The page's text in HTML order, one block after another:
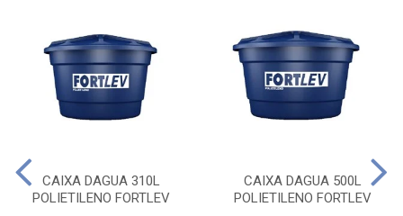
CAIXA DAGUA 310L
POLIETILENO FORTLEV
CAIXA DAGUA 500L
POLIETILENO FORTLEV